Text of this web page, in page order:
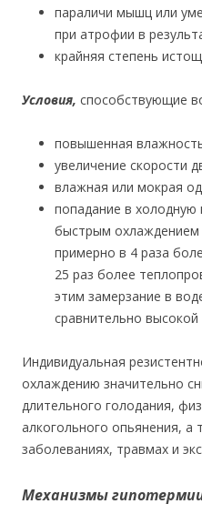
параличи мышц или
при атрофии в
крайняя степень
Условия, способствующие
повышенная
увеличение скорости
влажная или мокрая
попадание в
быстрым охлаждением
примерно в 4 раза
25 раз более
этим замерзание в
сравнительно высокой
Индивидуальная
охлаждению значительно
длительного голодания,
алкогольного опьянения, а
заболеваниях, травмах и
Механизмы